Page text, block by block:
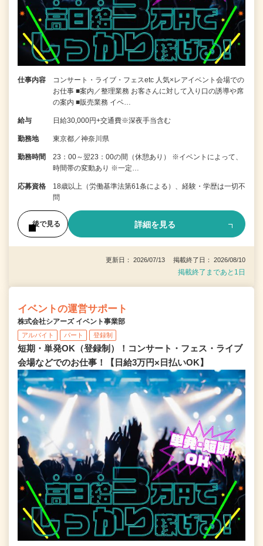
仕事内容
コンサート・ライブ・フェスetc 人気×レアイベント会場での
お仕事 ■案内／整理業務 お客さんに対して入り口の誘導や席
の案内 ■販売業務 イベ…
給与 日給30,000円+交通費※深夜手当含む
勤務地 東京都／神奈川県
勤務時間
23：00～翌23：00の間（休憩あり） ※イベントによって、
時間帯の変動あり ※一定…
応募資格
18歳以上（労働基準法第61条による）、経験・学歴は一切不
問
後で見る 詳細を見る
更新日： 2026/07/13 掲載終了日： 2026/08/10
掲載終了まであと1日
イベントの運営サポート
株式会社シアーズ イベント事業部
アルバイト パート 登録制
短期・単発OK（登録制）！コンサート・フェス・ライブ
会場などでのお仕事！【日給3万円×日払いOK】